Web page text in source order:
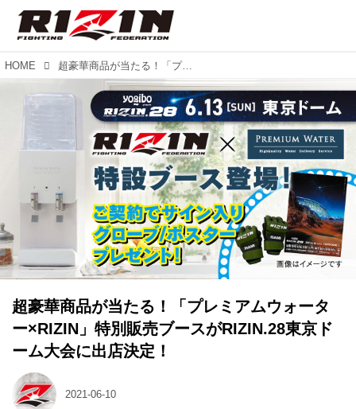
HOME 超豪華商品が当たる！「プレミアムウォーター×RIZIN」特別販売ブースがRIZIN.28東京ドーム大会に出店決定！
超豪華商品が当たる！「プレミアムウォータ
ー×RIZIN」特別販売ブースがRIZIN.28東京ド
ーム大会に出店決定！
2021-06-10